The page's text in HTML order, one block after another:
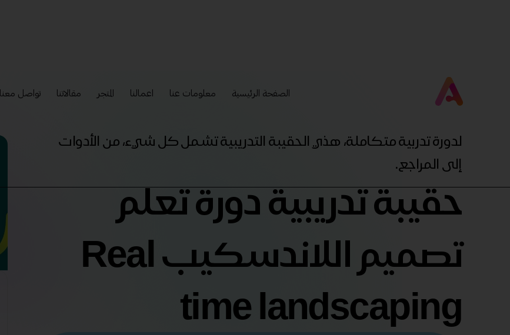
الصفحة الرئيسية معلومات عنا اعمالنا المتجر مقالاتنا تواصل معنا
لدورة تدربية متكاملة، هذي الحقيبة التدريبية تشمل كل شيء، من الأدوات
إلى المراجع.
حقيبة تدريبية دورة تعلم
تصميم اللاندسكيب Real
time landscaping